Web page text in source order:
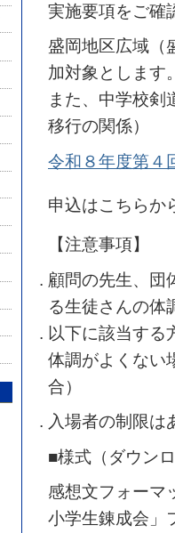
実施要項をご確
盛岡地区広域（
加対象とします
また、中学校剣
移行の関係）
令和８年度第４
申込はこちら
【注意事項】
顧問の先生、団
る生徒さんの体
以下に該当する
体調がよくない
合）
入場者の制限は
■様式（ダウン
感想文フォーマ
小学生錬成会」